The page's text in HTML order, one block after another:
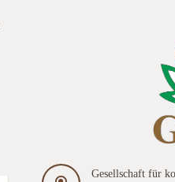
Gesellschaft für